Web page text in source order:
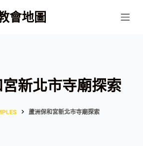
會地圖
新北市寺廟探索
蘆洲保和宮新北市寺廟探索